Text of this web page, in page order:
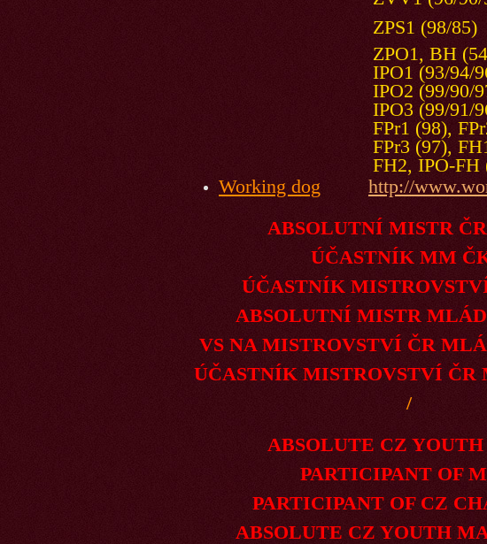
ZPS1
ZPO1, BH
IPO1 (93/94/
IPO2 (99/90/
IPO3 (99/91/
FPr1 (98),
FPr3 (97), FH1
FH2, IPO-FH
Working dog
http://
ABSOLUTNÍ MISTR ČR
ÚČASTNÍK MM
ÚČASTNÍK MISTROVSTVÍ
ABSOLUTNÍ MISTR
VS NA MISTROVSTVÍ ČR
ÚČASTNÍK MISTROVSTVÍ ČR
/
ABSOLUTE CZ YOUTH
PARTICIPANT OF MM
PARTICIPANT OF CZ
ABSOLUTE CZ YOUTH